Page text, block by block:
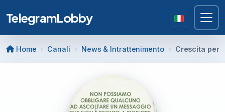
TelegramLobby
Home Canali News & Intrattenimento Crescita